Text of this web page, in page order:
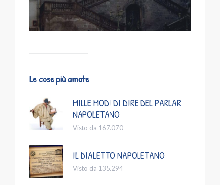
Le cose più amate
MILLE MODI DI DIRE DEL PARLAR
NAPOLETANO
Visto da 167.070
IL DIALETTO NAPOLETANO
Visto da 135.294